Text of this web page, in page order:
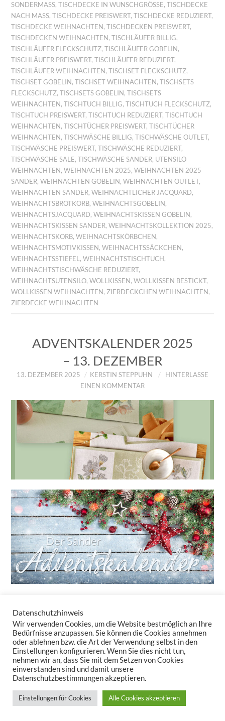
SONDERMASS ,TISCHDECKE IN WUNSCHGRÖSSE ,TISCHDECKE
NACH MASS ,TISCHDECKE PREISWERT,TISCHDECKE REDUZIERT,
TISCHDECKE WEIHNACHTEN,TISCHDECKEN PREISWERT,
TISCHDECKEN WEIHNACHTEN,TISCHLÄUFER BILLIG,
TISCHLÄUFER FLECKSCHUTZ,TISCHLÄUFER GOBELIN,
TISCHLÄUFER PREISWERT,TISCHLÄUFER REDUZIERT,
TISCHLÄUFER WEIHNACHTEN,TISCHSET FLECKSCHUTZ,
TISCHSET GOBELIN,TISCHSET WEIHNACHTEN,TISCHSETS
FLECKSCHUTZ,TISCHSETS GOBELIN,TISCHSETS
WEIHNACHTEN,TISCHTUCH BILLIG,TISCHTUCH FLECKSCHUTZ,
TISCHTUCH PREISWERT,TISCHTUCH REDUZIERT,TISCHTUCH
WEIHNACHTEN,TISCHTÜCHER PREISWERT,TISCHTÜCHER
WEIHNACHTEN,TISCHWÄSCHE BILLIG,TISCHWÄSCHE OUTLET,
TISCHWÄSCHE PREISWERT,TISCHWÄSCHE REDUZIERT,
TISCHWÄSCHE SALE,TISCHWÄSCHE SANDER, UTENSILO
WEIHNACHTEN,WEIHNACHTEN 2025,WEIHNACHTEN 2025
SANDER,WEIHNACHTEN GOBELIN,WEIHNACHTEN OUTLET,
WEIHNACHTEN SANDER,WEIHNACHTLICHER JACQUARD,
WEIHNACHTSBROTKORB,WEIHNACHTSGOBELIN,
WEIHNACHTSJACQUARD,WEIHNACHTSKISSEN GOBELIN,
WEIHNACHTSKISSEN SANDER,WEIHNACHTSKOLLEKTION 2025,
WEIHNACHTSKORB,WEIHNACHTSKÖRBCHEN,
WEIHNACHTSMOTIVKISSEN,WEIHNACHTSSÄCKCHEN,
WEIHNACHTSSTIEFEL ,WEIHNACHTSTISCHTUCH,
WEIHNACHTSTISCHWÄSCHE REDUZIERT,
WEIHNACHTSUTENSILO,WOLLKISSEN,WOLLKISSEN BESTICKT,
WOLLKISSEN WEIHNACHTEN, ZIERDECKCHEN WEIHNACHTEN,
ZIERDECKE WEIHNACHTEN
ADVENTSKALENDER 2025
– 13. DEZEMBER
13. DEZEMBER 2025 KERSTIN STEPPUHN
HINTERLASSE
EINEN KOMMENTAR
24 Türchen – 24 tolle Überraschungen!
Auch in diesem Jahr bringt unser Adventskalender-Newsletter
täglich kleine Freuden – ganz ohne Schokolade. Sie erhalten nicht
nur Rabatte, sondern auch Inspirationen, wie Tischwäsche und
Kissen Ihr Zuhause in eine gemütliche Winteroase verwandeln.
Lassen Sie uns zusammen den Zauber der Vorweihnachtszeit
auspacken – Türchen für Türchen!
Datenschutzhinweis
Wir verwenden Cookies, um die Website bestmöglich an Ihre
Bedürfnisse anzupassen. Sie können die Cookies annehmen
oder ablehnen bzw. die Art der Verwendung selbst in den
Einstellungen konfigurieren. Wenn Sie dies nicht tun,
nehmen wir an, dass Sie mit dem Setzen von Cookies
einverstanden sind und damit unsere
Datenschutzbestimmungen akzeptieren.
Einstellungen für Cookies Alle Cookies akzeptieren